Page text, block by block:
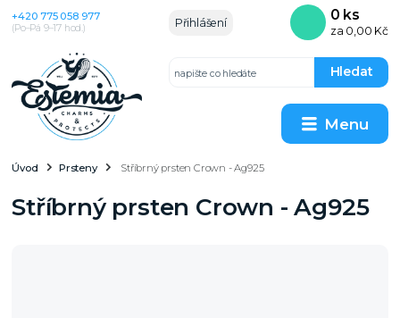
Menu
Přihlášení
Hledat
+420 775 058 977
(Po–Pá 9–17 hod.)
0 ks
za 0,00 Kč
Úvod Prsteny Stříbrný prsten Crown - Ag925
Stříbrný prsten Crown - Ag925